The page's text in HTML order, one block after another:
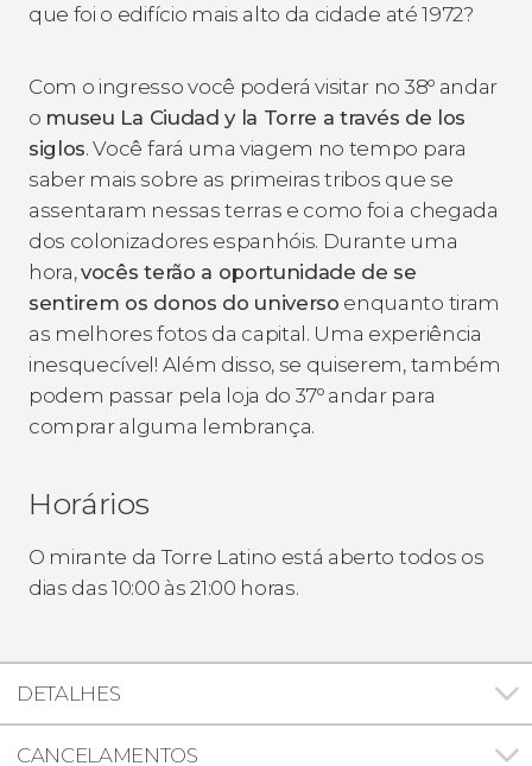
que foi o edifício mais alto da cidade até 1972?
Com o ingresso você poderá visitar no 38º andar
o museu La Ciudad y la Torre a través de los
siglos. Você fará uma viagem no tempo para
saber mais sobre as primeiras tribos que se
assentaram nessas terras e como foi a chegada
dos colonizadores espanhóis. Durante uma
hora,vocês terão a oportunidade de se
sentirem os donos do universo enquanto tiram
as melhores fotos da capital. Uma experiência
inesquecível! Além disso, se quiserem, também
podem passar pela loja do 37º andar para
comprar alguma lembrança.
Horários
O mirante da Torre Latino está aberto todos os
dias das 10:00 às 21:00 horas.
DETALHES
CANCELAMENTOS